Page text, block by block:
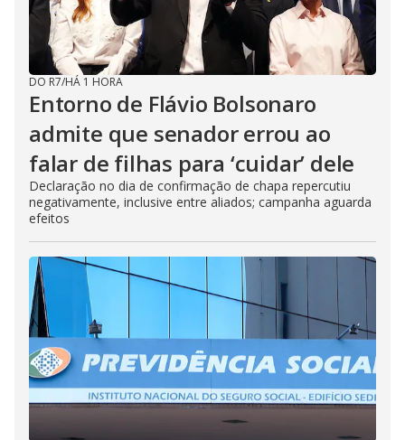
DO R7/HÁ 1 HORA
Entorno de Flávio Bolsonaro
admite que senador errou ao
falar de filhas para ‘cuidar’ dele
Declaração no dia de confirmação de chapa repercutiu
negativamente, inclusive entre aliados; campanha aguarda
efeitos